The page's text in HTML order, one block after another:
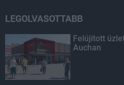
LEGOLVASOTTABB
Felújított
Auchan